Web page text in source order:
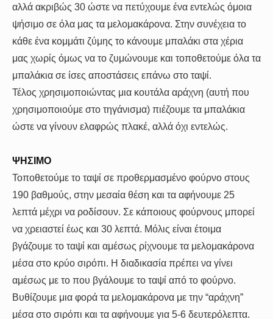
αλλά ακριβώς 30 ώστε να πετύχουμε ένα εντελώς όμοια
ψήσιμο σε όλα μας τα μελομακάρονα. Στην συνέχεια το
κάθε ένα κομμάτι ζύμης το κάνουμε μπαλάκι στα χέρια
μας χωρίς όμως να το ζυμώνουμε και τοποθετούμε όλα τα
μπαλάκια σε ίσες αποστάσεις επάνω στο ταψί.
Τέλος χρησιμοποιώντας μια κουτάλα αράχνη (αυτή που
χρησιμοποιούμε στο τηγάνισμα) πιέζουμε τα μπαλάκια
ώστε να γίνουν ελαφρώς πλακέ, αλλά όχι εντελώς.
ΨΗΣΙΜΟ
Τοποθετούμε το ταψί σε προθερμασμένο φούρνο στους
190 βαθμούς, στην μεσαία θέση και τα αφήνουμε 25
λεπτά μέχρι να ροδίσουν. Σε κάποιους φούρνους μπορεί
να χρειαστεί έως και 30 λεπτά. Μόλις είναι έτοιμα
βγάζουμε το ταψί και αμέσως ρίχνουμε τα μελομακάρονα
μέσα στο κρύο σιρόπι. Η διαδικασία πρέπει να γίνει
αμέσως με το που βγάλουμε το ταψί από το φούρνο.
Βυθίζουμε μια φορά τα μελομακάρονα με την “αράχνη”
μέσα στο σιρόπι και τα αφήνουμε για 5-6 δευτερόλεπτα.